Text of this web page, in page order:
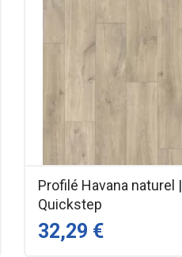
Profilé Havana naturel |
Quickstep
32,29 €